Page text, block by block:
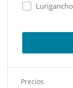
Lurigancho
La Molina
Carabayllo
La Victoria
Precios